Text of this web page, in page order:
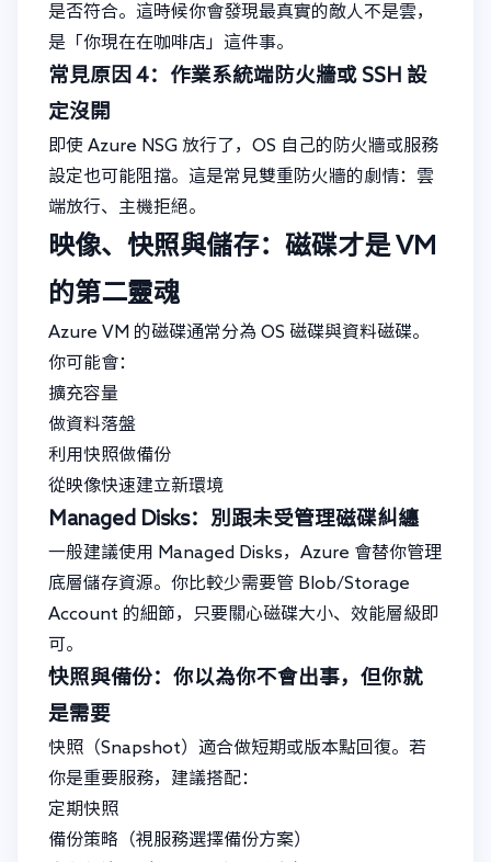
是否符合。這時候你會發現最真實的敵人不是雲，
是「你現在在咖啡店」這件事。
常見原因 4：作業系統端防火牆或 SSH 設
定沒開
即使 Azure NSG 放行了，OS 自己的防火牆或服務
設定也可能阻擋。這是常見雙重防火牆的劇情：雲
端放行、主機拒絕。
映像、快照與儲存：磁碟才是 VM
的第二靈魂
Azure VM 的磁碟通常分為 OS 磁碟與資料磁碟。
你可能會：
擴充容量
做資料落盤
利用快照做備份
從映像快速建立新環境
Managed Disks：別跟未受管理磁碟糾纏
一般建議使用 Managed Disks，Azure 會替你管理
底層儲存資源。你比較少需要管 Blob/Storage
Account 的細節，只要關心磁碟大小、效能層級即
可。
快照與備份：你以為你不會出事，但你就
是需要
快照（Snapshot）適合做短期或版本點回復。若
你是重要服務，建議搭配：
定期快照
備份策略（視服務選擇備份方案）